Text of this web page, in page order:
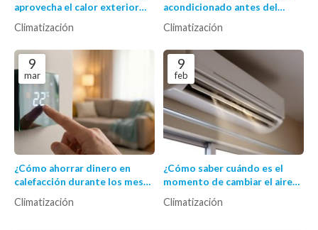
aprovecha el calor exterior
eficientemente
Climatización
acondicionado antes del
Climatización
9
mar
¿Cómo ahorrar dinero en
calefacción durante los meses
Climatización
9
feb
¿Cómo saber cuándo es el
momento de cambiar el aire
nuevo?
Climatización